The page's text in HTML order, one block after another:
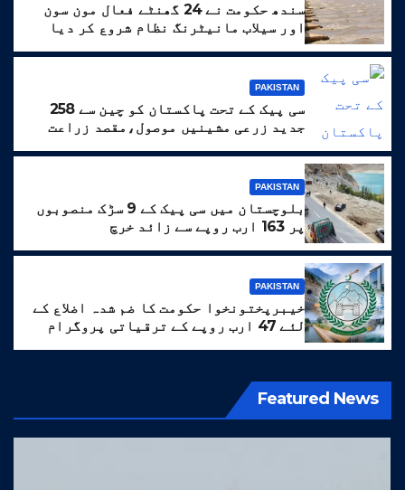
سندھ حکومت نے 24 گھنٹے فعال مون سون
اور سیلاب مانیٹرنگ نظام شروع کر دیا
PAKISTAN
سی پیک کے تحت پاکستان کو چین سے 258
جدید زرعی مشینیں موصول،مقصد زراعت
PAKISTAN
بلوچستان میں سی پیک کے 9 سڑک منصوبوں
پر 163 ارب روپے سے زائد خرچ
PAKISTAN
خیبرپختونخوا حکومت کا ضم شدہ اضلاع کے
لئے 47 ارب روپے کے ترقیاتی پروگرام
Featured News